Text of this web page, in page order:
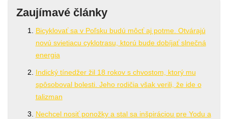
Zaujímavé články
Bicyklovať sa v Poľsku budú môcť aj potme. Otvárajú
novú svietiacu cyklotrasu, ktorú bude dobíjať slnečná
energia
Indický tínedžer žil 18 rokov s chvostom, ktorý mu
spôsoboval bolesti. Jeho rodičia však verili, že ide o
talizman
Nechcel nosiť ponožky a stal sa inšpiráciou pre Yodu a